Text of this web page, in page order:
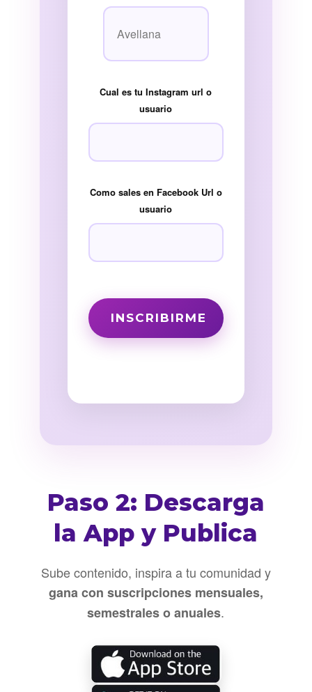
Cual es tu Instagram url o
usuario
Como sales en Facebook Url o
usuario
Paso 2: Descarga
la App y Publica
Sube contenido, inspira a tu comunidad y
gana con suscripciones mensuales,
semestrales o anuales.